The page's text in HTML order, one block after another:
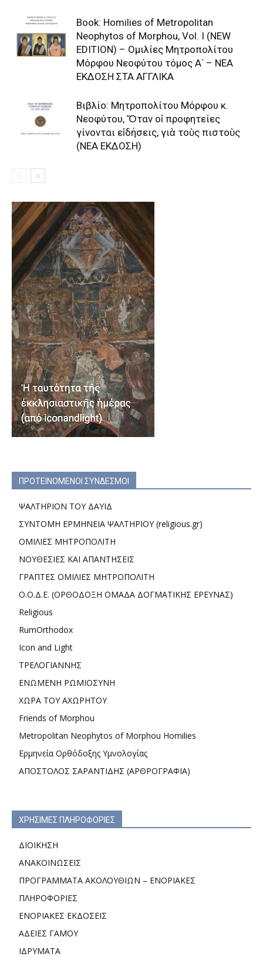
Book: Homilies of Metropolitan
Neophytos of Morphou, Vol. I (NEW
EDITION) – Ομιλίες Μητροπολίτου
Μόρφου Νεοφύτου τόμος Α΄ – ΝΕΑ
ΕΚΔΟΣΗ ΣΤΑ ΑΓΓΛΙΚΑ
Βιβλίο: Μητροπολίτου Μόρφου κ.
Νεοφύτου, Ὄταν οἱ προφητείες
γίνονται εἰδήσεις, γιὰ τοὺς πιστοὺς
(ΝΕΑ ΕΚΔΟΣΗ)
ΠΡΟΤΕΙΝΟΜΕΝΟΙ ΣΥΝΔΕΣΜΟΙ
ΨΑΛΤΗΡΙΟΝ ΤΟΥ ΔΑΥΙΔ
ΣΥΝΤΟΜΗ ΕΡΜΗΝΕΙΑ ΨΑΛΤΗΡΙΟΥ (religious.gr)
ΟΜΙΛΙΕΣ ΜΗΤΡΟΠΟΛΙΤΗ
ΝΟΥΘΕΣΙΕΣ ΚΑΙ ΑΠΑΝΤΗΣΕΙΣ
ΓΡΑΠΤΕΣ ΟΜΙΛΙΕΣ ΜΗΤΡΟΠΟΛΙΤΗ
Ο.Ο.Δ.Ε. (ΟΡΘΟΔΟΞΗ ΟΜΑΔΑ ΔΟΓΜΑΤΙΚΗΣ ΕΡΕΥΝΑΣ)
Religious
RumOrthodox
Icon and Light
ΤΡΕΛΟΓΙΑΝΝΗΣ
ΕΝΩΜΕΝΗ ΡΩΜΙΟΣΥΝΗ
ΧΩΡΑ ΤΟΥ ΑΧΩΡΗΤΟΥ
Friends of Morphou
Metropolitan Neophytos of Morphou Homilies
Ερμηνεία Ορθόδοξης Υμνολογίας
ΑΠΟΣΤΟΛΟΣ ΣΑΡΑΝΤΙΔΗΣ (ΑΡΘΡΟΓΡΑΦΙΑ)
ΧΡΗΣΙΜΕΣ ΠΛΗΡΟΦΟΡΙΕΣ
ΔΙΟΙΚΗΣΗ
ΑΝΑΚΟΙΝΩΣΕΙΣ
ΠΡΟΓΡΑΜΜΑΤΑ ΑΚΟΛΟΥΘΙΩΝ – ΕΝΟΡΙΑΚΕΣ
ΠΛΗΡΟΦΟΡΙΕΣ
ΕΝΟΡΙΑΚΕΣ ΕΚΔΟΣΕΙΣ
ΑΔΕΙΕΣ ΓΑΜΟΥ
ΙΔΡΥΜΑΤΑ